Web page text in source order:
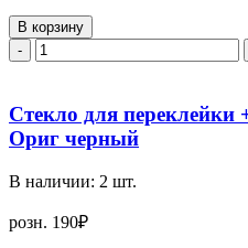
В корзину
-
Стекло для переклейки
Ориг черный
В наличии: 2 шт.
розн. 190₽